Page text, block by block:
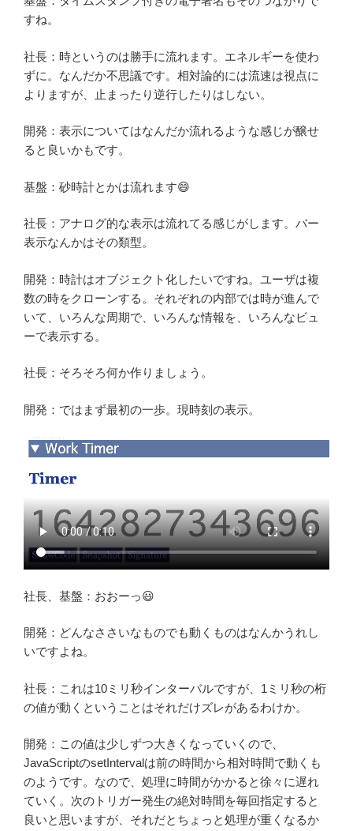
すね。
社長：時というのは勝手に流れます。エネルギーを使わ
ずに。なんだか不思議です。相対論的には流速は視点に
よりますが、止まったり逆行したりはしない。
開発：表示についてはなんだか流れるような感じが醸せ
ると良いかもです。
基盤：砂時計とかは流れます😄
社長：アナログ的な表示は流れてる感じがします。バー
表示なんかはその類型。
開発：時計はオブジェクト化したいですね。ユーザは複
数の時をクローンする。それぞれの内部では時が進んで
いて、いろんな周期で、いろんな情報を、いろんなビュ
ーで表示する。
社長：そろそろ何か作りましょう。
開発：ではまず最初の一歩。現時刻の表示。
社長、基盤：おおーっ😃
開発：どんなささいなものでも動くものはなんかうれし
いですよね。
社長：これは10ミリ秒インターバルですが、1ミリ秒の桁
の値が動くということはそれだけズレがあるわけか。
開発：この値は少しずつ大きくなっていくので、
JavaScriptのsetIntervalは前の時間から相対時間で動くも
のようです。なので、処理に時間がかかると徐々に遅れ
ていく。次のトリガー発生の絶対時間を毎回指定すると
良いと思いますが、それだとちょっと処理が重くなるか